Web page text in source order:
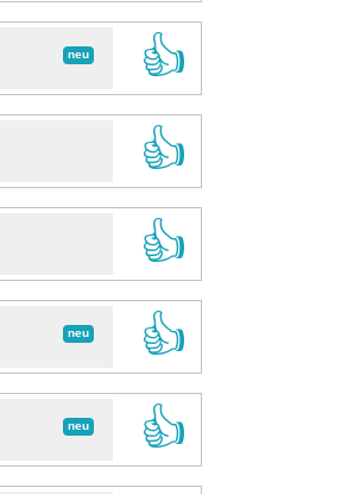
neu
👍
👍
👍
neu
👍
neu
👍